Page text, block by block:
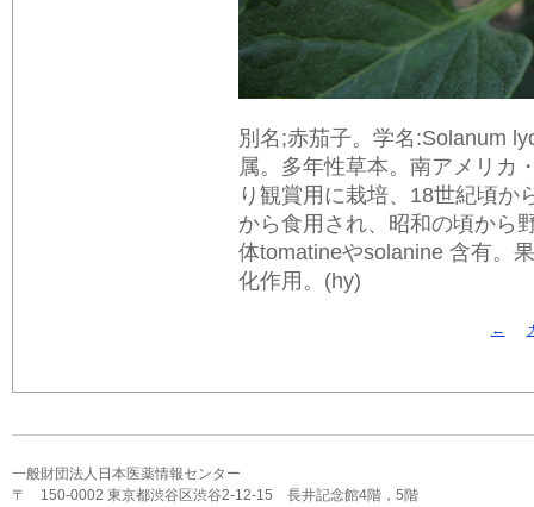
別名;赤茄子。学名:Solanum
属。多年性草本。南アメリカ
り観賞用に栽培、18世紀頃か
から食用され、昭和の頃から
体tomatineやsolanine 含有。
化作用。(hy)
←
一般財団法人日本医薬情報センター
〒 150-0002 東京都渋谷区渋谷2-12-15 長井記念館4階，5階